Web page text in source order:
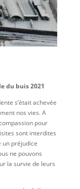
du buis 2021
s’était achevée
nos vies. A
pour
sont interdites
un préjudice
ne pouvons
la survie de leurs